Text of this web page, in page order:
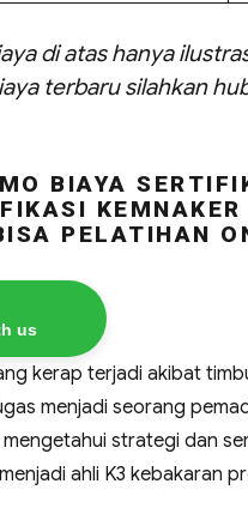
di atas hanya
terbaru silahkan
BIAYA
PELATIHAN
us
kerap terjadi akibat
menjadi seorang
strategi dan
ahli K3 kebakaran